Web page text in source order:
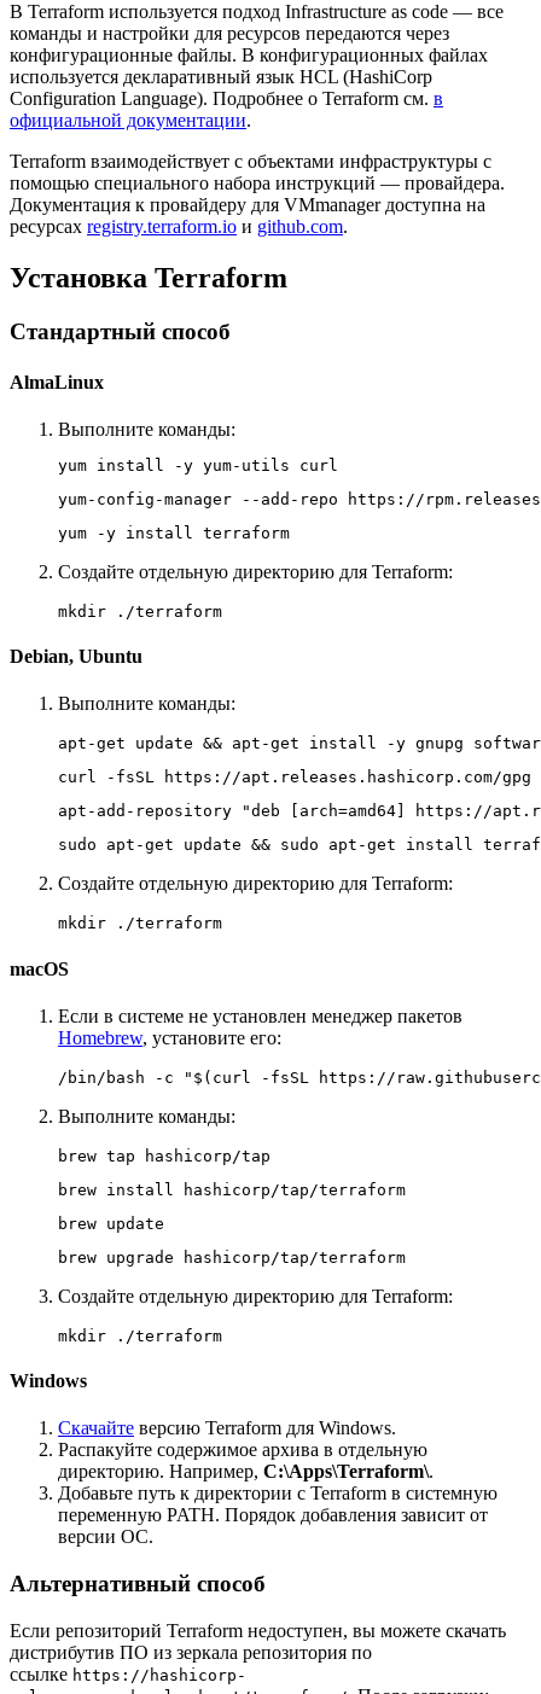
В Terraform используется подход Infrastructure as code — все
команды и настройки для ресурсов передаются через
конфигурационные файлы. В конфигурационных файлах
используется декларативный язык HCL (HashiCorp
Configuration Language). Подробнее о Terraform см. в
официальной документации.
Terraform взаимодействует с объектами инфраструктуры с
помощью специального набора инструкций — провайдера.
Документация к провайдеру для VMmanager доступна на
ресурсах registry.terraform.io и github.com.
Установка Terraform
Стандартный способ
AlmaLinux
Выполните команды:
yum install -y yum-utils curl
yum-config-manager --add-repo https://
yum -y install terraform
Создайте отдельную директорию для Terraform:
mkdir ./terraform
Debian, Ubuntu
Выполните команды:
apt-get update && apt-get install -y gnupg
curl -fsSL https://apt.releases.hashicorp.com/
apt-add-repository "deb [arch=amd64] https://
sudo apt-get update && sudo apt-get install
Создайте отдельную директорию для Terraform:
mkdir ./terraform
macOS
Если в системе не установлен менеджер пакетов
Homebrew, установите его:
/bin/bash -c "$(curl -fsSL https://
Выполните команды:
brew tap hashicorp/tap
brew install hashicorp/tap/terraform
brew update
brew upgrade hashicorp/tap/terraform
Создайте отдельную директорию для Terraform:
mkdir ./terraform
Windows
Скачайте версию Terraform для Windows.
Распакуйте содержимое архива в отдельную
директорию. Например, C:\Apps\Terraform\.
Добавьте путь к директории с Terraform в системную
переменную PATH. Порядок добавления зависит от
версии ОС.
Альтернативный способ
Если репозиторий Terraform недоступен, вы можете скачать
дистрибутив ПО из зеркала репозитория по
ссылке https://hashicorp-